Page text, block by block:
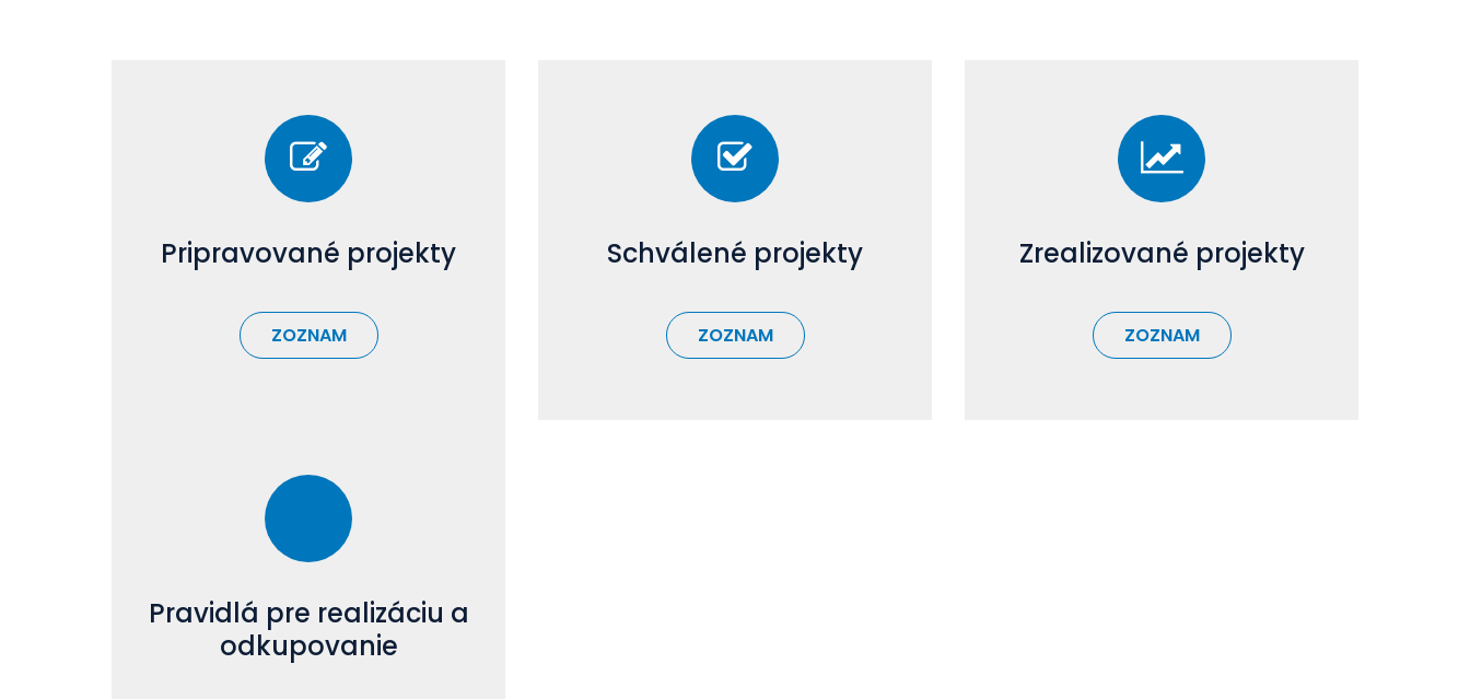
Pripravované projekty
ZOZNAM
Schválené projekty
ZOZNAM
Zrealizované projekty
ZOZNAM
Pravidlá pre realizáciu a
odkupovanie